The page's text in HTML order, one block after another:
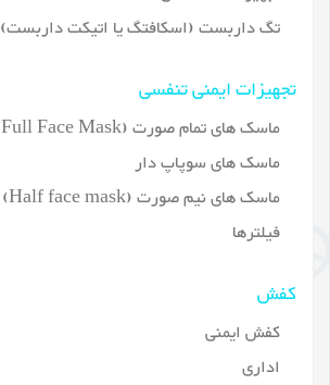
تگ داربست (اسکافتگ یا اتیکت داربست)
تجهیزات ایمنی تنفسی
ماسک های تمام صورت (Full Face Mask)
ماسک های سوپاپ دار
ماسک های نیم صورت (Half face mask)
فیلترها
کفش
کفش ایمنی
اداری